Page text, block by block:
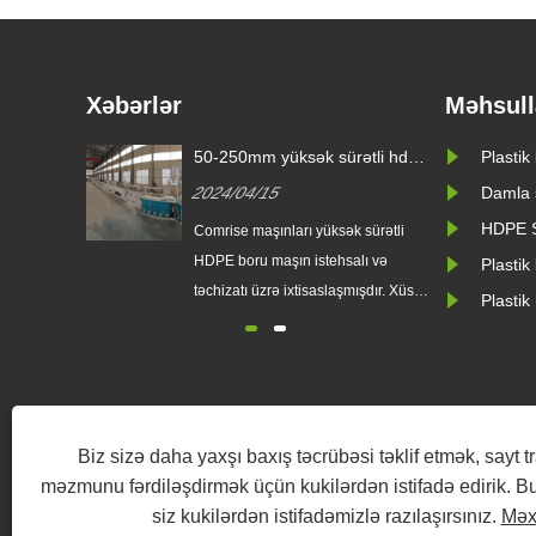
Biz sizə daha yaxşı baxış təcrübəsi təklif etmək, sayt
məzmunu fərdiləşdirmək üçün kukilərdən istifadə edirik.
siz kukilərdən istifadəmizlə razılaşırsınız.
Xəbərlər
50-250mm yüksək sürətli hdpe
ilə müqavilə imzalayır
2024/04/15
Comrise maşınları yüksək sürətli
HDPE boru maşın istehsalı və
təchizatı üzrə ixtisaslaşmışdır. Xüsusi
30 gün ərzində sürətli çatdırılma
satışdan sonra yaxşı xidmət
Plastik
Damla
HDPE
Plastik
Plastik